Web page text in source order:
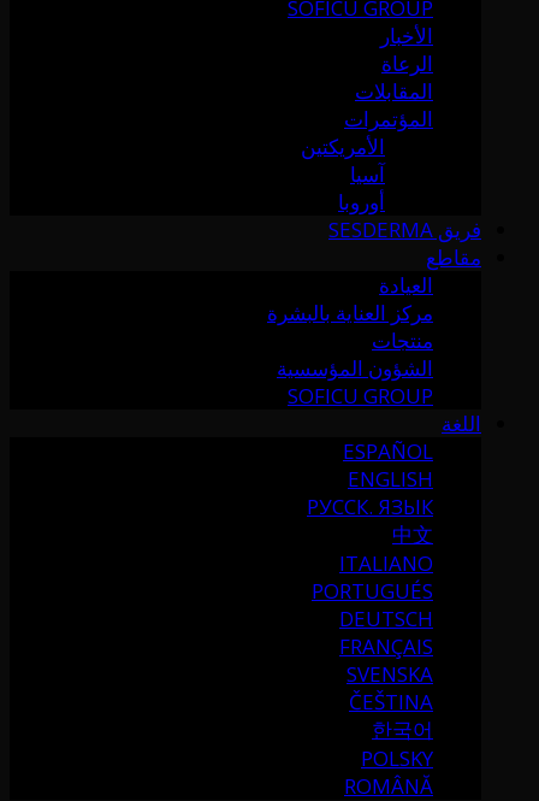
SOFICU GROUP
الأخبار
الرعاة
المقابلات
المؤتمرات
الأمريكتين
آسيا
أوروبا
فريق SESDERMA
مقاطع
العيادة
مركز العناية بالبشرة
منتجات
الشؤون المؤسسية
SOFICU GROUP
اللغة
ESPAÑOL
ENGLISH
РУССК. ЯЗЫК
中文
ITALIANO
PORTUGUÉS
DEUTSCH
FRANÇAIS
SVENSKA
ČEŠTINA
한국어
POLSKY
ROMÂNĂ